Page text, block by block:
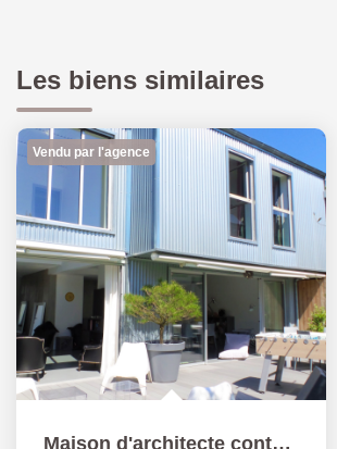
Les biens similaires
Vendu par l'agence
Maison d'architecte contemporaine 139 m² hab 152 m² au sol